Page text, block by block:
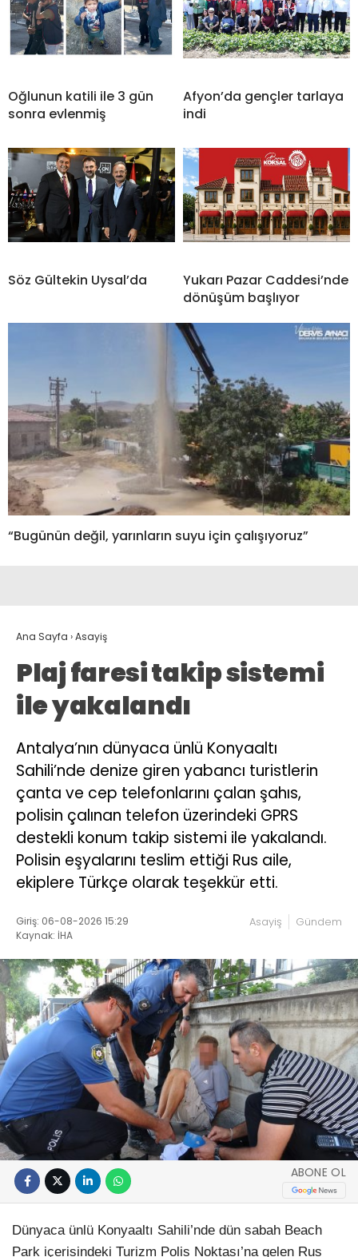
Oğlunun katili ile 3 gün
sonra evlenmiş
Afyon’da gençler tarlaya
indi
Söz Gültekin Uysal’da
Yukarı Pazar Caddesi’nde
dönüşüm başlıyor
“Bugünün değil, yarınların suyu için çalışıyoruz”
Ana Sayfa ›Asayiş
Plaj faresi takip sistemi
ile yakalandı
Antalya’nın dünyaca ünlü Konyaaltı
Sahili’nde denize giren yabancı turistlerin
çanta ve cep telefonlarını çalan şahıs,
polisin çalınan telefon üzerindeki GPRS
destekli konum takip sistemi ile yakalandı.
Polisin eşyalarını teslim ettiği Rus aile,
ekiplere Türkçe olarak teşekkür etti.
Giriş: 06-08-2026 15:29
Kaynak: İHA
Asayiş Gündem
ABONE OL
Dünyaca ünlü Konyaaltı Sahili’nde dün sabah Beach
Park içerisindeki Turizm Polis Noktası’na gelen Rus